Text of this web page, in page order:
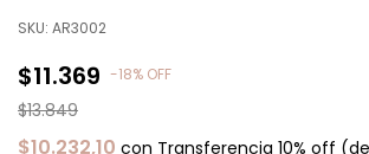
SKU: AR3002
$11.369 -18% OFF
$13.849
$10.232,10 con Transferencia 10% off